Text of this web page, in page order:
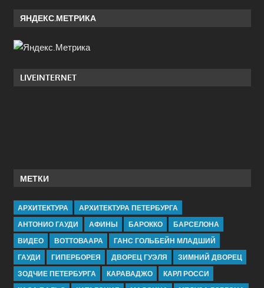
ЯНДЕКС.МЕТРИКА
LIVEINTERNET
МЕТКИ
АРХИТЕКТУРА
АРХИТЕКТУРА ПЕТЕРБУРГА
АНТОНИО ГАУДИ
АФИНЫ БАРОККО
БАРСЕЛОНА
ВИДЕО
ВОТТОВААРА
ГАНС ГОЛЬБЕЙН МЛАДШИЙ
ГАУДИ
ГИПЕРБОРЕЯ ДВОРЕЦ ГУЭЛЯ
ЗИМНИЙ ДВОРЕЦ
ЗОДЧИЕ ПЕТЕРБУРГА
КАРАВАДЖО
КАРЛ РОССИ